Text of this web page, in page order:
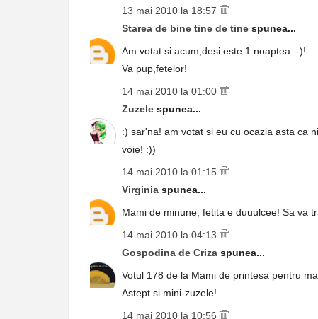
13 mai 2010 la 18:57
Starea de bine tine de tine spunea...
Am votat si acum,desi este 1 noaptea :-)!
Va pup,fetelor!
14 mai 2010 la 01:00
Zuzele spunea...
:) sar'na! am votat si eu cu ocazia asta ca
voie! :))
14 mai 2010 la 01:15
Virginia spunea...
Mami de minune, fetita e duuulcee! Sa va
14 mai 2010 la 04:13
Gospodina de Criza spunea...
Votul 178 de la Mami de printesa pentru
Astept si mini-zuzele!
14 mai 2010 la 10:56